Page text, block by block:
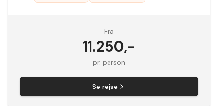
Fra
11.250,-
pr. person
Se rejse